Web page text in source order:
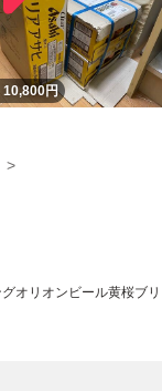
10,800円
グオリオンビール黄桜ブ